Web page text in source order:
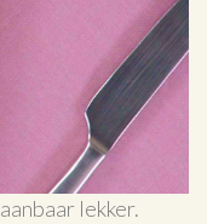
lekker.